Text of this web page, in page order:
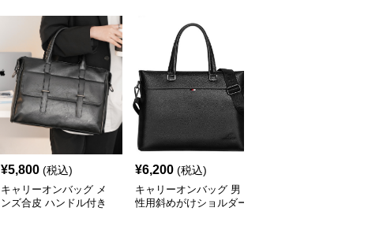
¥5,800 (税込)
キャリーオンバッグ メ
ンズ合皮 ハンドル付き
¥6,200 (税込)
キャリーオンバッグ 男
性用斜めがけショルダー